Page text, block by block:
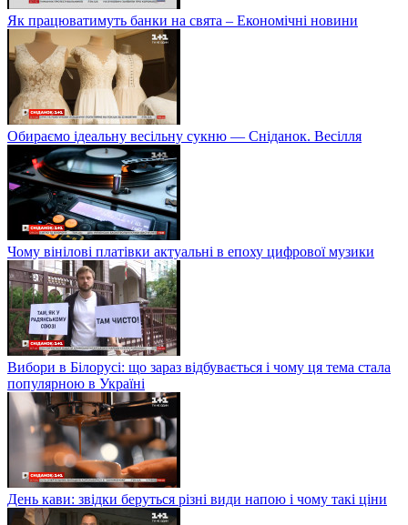
Як працюватимуть банки на свята – Економічні новини
Обираємо ідеальну весільну сукню — Сніданок. Весілля
Чому вінілові платівки актуальні в епоху цифрової музики
Вибори в Білорусі: що зараз відбувається і чому ця тема стала
популярною в Україні
День кави: звідки беруться різні види напою і чому такі ціни